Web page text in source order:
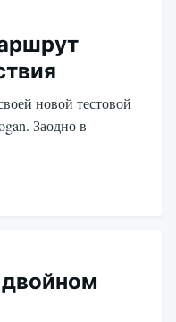
новой тестовой
Заодно в